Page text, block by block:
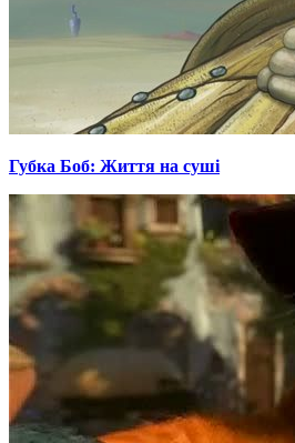
Губка Боб: Життя на суші